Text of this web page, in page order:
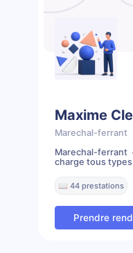
Maxime
Marechal-ferrant
Marechal-
charge tous
📖 44 prestations
Prendre